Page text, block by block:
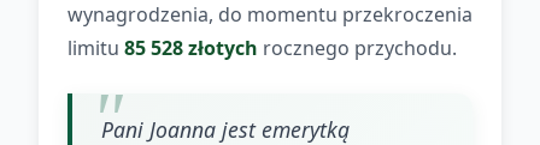
wynagrodzenia, do momentu przekroczenia
limitu 85 528 złotych rocznego przychodu.
Pani Joanna jest emerytką